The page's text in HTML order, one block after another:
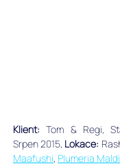
Klient: Tom & Regi,
Srpen 2015, Lokace:
Maafushi, Plumeria